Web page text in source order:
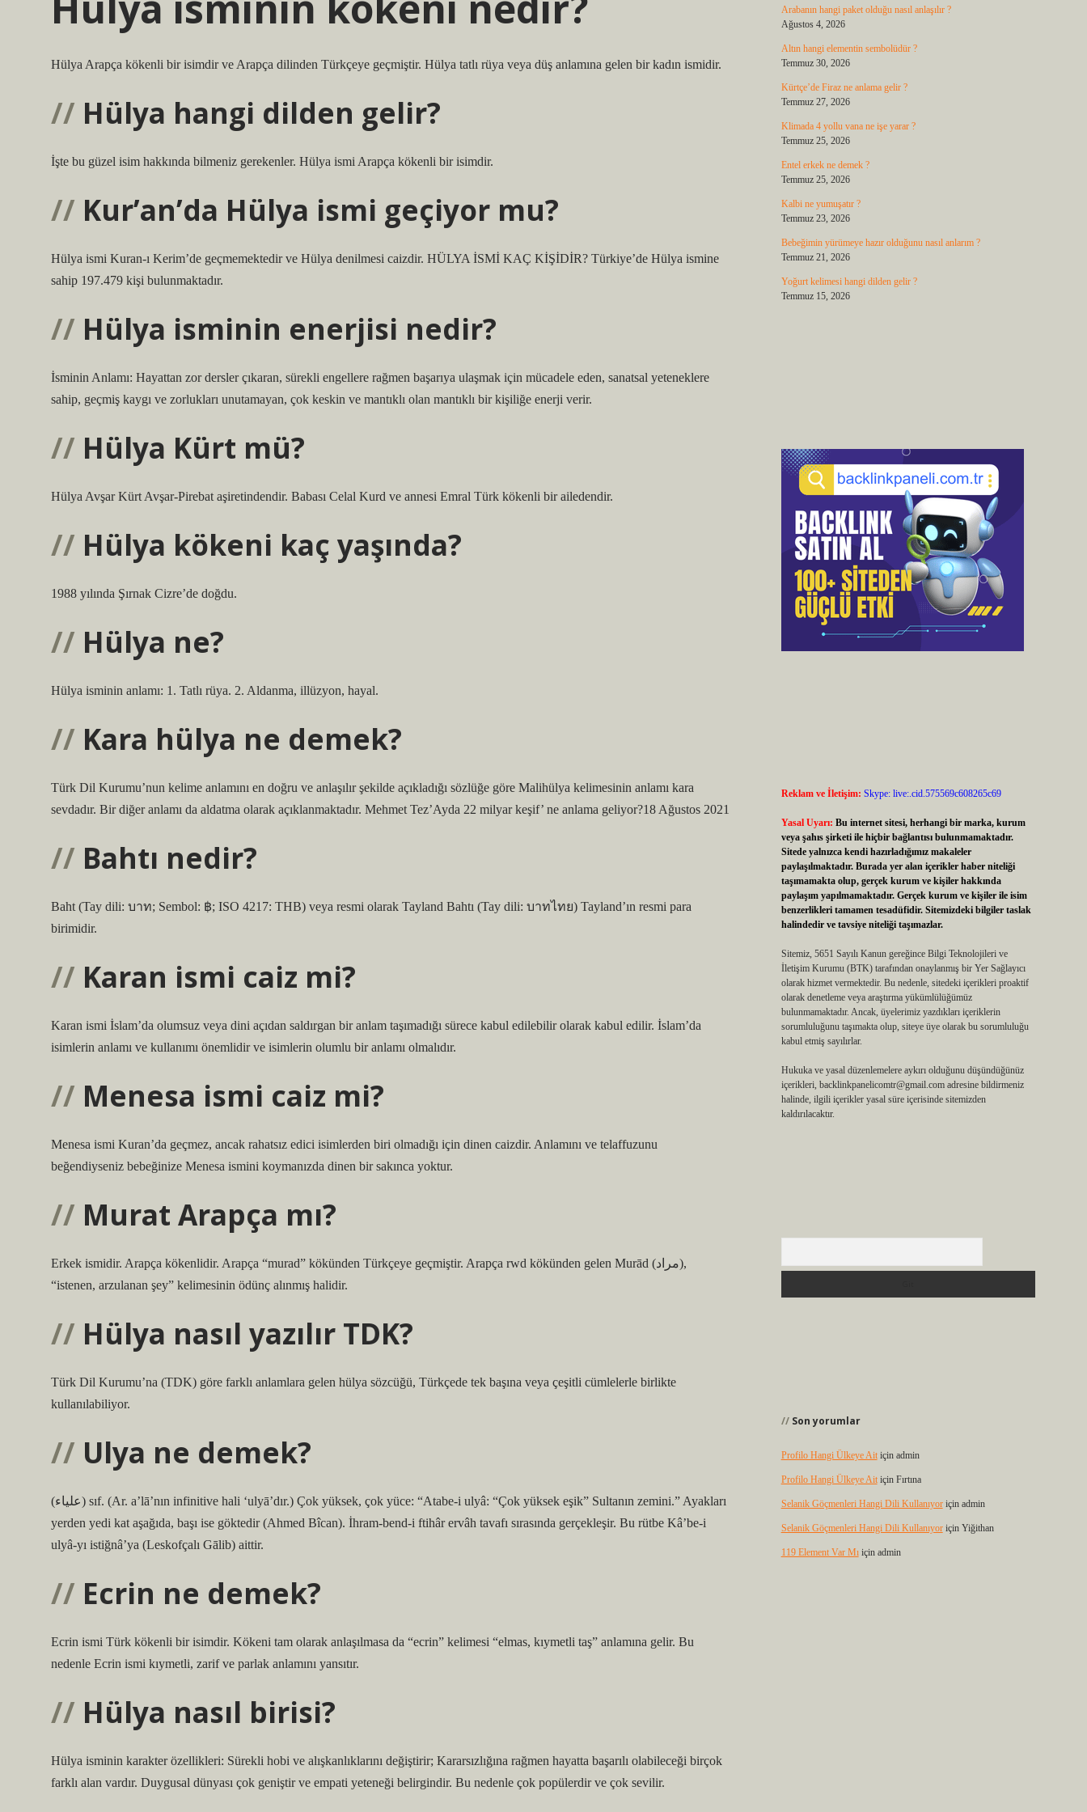
Hülya Arapça kökenli bir isimdir ve Arapça dilinden Türkçeye geçmiştir. Hülya tatlı rüya veya düş anlamına gelen bir kadın ismidir.
Hülya hangi dilden gelir?
İşte bu güzel isim hakkında bilmeniz gerekenler. Hülya ismi Arapça kökenli bir isimdir.
Kur’an’da Hülya ismi geçiyor mu?
Hülya ismi Kuran-ı Kerim’de geçmemektedir ve Hülya denilmesi caizdir. HÜLYA İSMİ KAÇ KİŞİDİR? Türkiye’de Hülya ismine
sahip 197.479 kişi bulunmaktadır.
Hülya isminin enerjisi nedir?
İsminin Anlamı: Hayattan zor dersler çıkaran, sürekli engellere rağmen başarıya ulaşmak için mücadele eden, sanatsal yeteneklere
sahip, geçmiş kaygı ve zorlukları unutamayan, çok keskin ve mantıklı olan mantıklı bir kişiliğe enerji verir.
Hülya Kürt mü?
Hülya Avşar Kürt Avşar-Pirebat aşiretindendir. Babası Celal Kurd ve annesi Emral Türk kökenli bir ailedendir.
Hülya kökeni kaç yaşında?
1988 yılında Şırnak Cizre’de doğdu.
Hülya ne?
Hülya isminin anlamı: 1. Tatlı rüya. 2. Aldanma, illüzyon, hayal.
Kara hülya ne demek?
Türk Dil Kurumu’nun kelime anlamını en doğru ve anlaşılır şekilde açıkladığı sözlüğe göre Malihülya kelimesinin anlamı kara
sevdadır. Bir diğer anlamı da aldatma olarak açıklanmaktadır. Mehmet Tez’Ayda 22 milyar keşif’ ne anlama geliyor?18 Ağustos 2021
Bahtı nedir?
Baht (Tay dili: บาท; Sembol: ฿; ISO 4217: THB) veya resmi olarak Tayland Bahtı (Tay dili: บาทไทย) Tayland’ın resmi para
birimidir.
Karan ismi caiz mi?
Karan ismi İslam’da olumsuz veya dini açıdan saldırgan bir anlam taşımadığı sürece kabul edilebilir olarak kabul edilir. İslam’da
isimlerin anlamı ve kullanımı önemlidir ve isimlerin olumlu bir anlamı olmalıdır.
Menesa ismi caiz mi?
Menesa ismi Kuran’da geçmez, ancak rahatsız edici isimlerden biri olmadığı için dinen caizdir. Anlamını ve telaffuzunu
beğendiyseniz bebeğinize Menesa ismini koymanızda dinen bir sakınca yoktur.
Murat Arapça mı?
Erkek ismidir. Arapça kökenlidir. Arapça “murad” kökünden Türkçeye geçmiştir. Arapça rwd kökünden gelen Murād (مراد),
“istenen, arzulanan şey” kelimesinin ödünç alınmış halidir.
Hülya nasıl yazılır TDK?
Türk Dil Kurumu’na (TDK) göre farklı anlamlara gelen hülya sözcüğü, Türkçede tek başına veya çeşitli cümlelerle birlikte
kullanılabiliyor.
Ulya ne demek?
(ﻋﻠﻴﺎﺀ) sıf. (Ar. a’lā’nın infinitive hali ‘ulyā’dır.) Çok yüksek, çok yüce: “Atabe-i ulyâ: “Çok yüksek eşik” Sultanın zemini.” Ayakları
yerden yedi kat aşağıda, başı ise göktedir (Ahmed Bîcan). İhram-bend-i ftihâr ervâh tavafı sırasında gerçekleşir. Bu rütbe Kâ’be-i
ulyâ-yı istiğnâ’ya (Leskofçalı Gālib) aittir.
Ecrin ne demek?
Ecrin ismi Türk kökenli bir isimdir. Kökeni tam olarak anlaşılmasa da “ecrin” kelimesi “elmas, kıymetli taş” anlamına gelir. Bu
nedenle Ecrin ismi kıymetli, zarif ve parlak anlamını yansıtır.
Hülya nasıl birisi?
Hülya isminin karakter özellikleri: Sürekli hobi ve alışkanlıklarını değiştirir; Kararsızlığına rağmen hayatta başarılı olabileceği birçok
farklı alan vardır. Duygusal dünyası çok geniştir ve empati yeteneği belirgindir. Bu nedenle çok popülerdir ve çok sevilir.
Arabanın hangi paket olduğu nasıl anlaşılır ?
Ağustos 4, 2026
Altın hangi elementin sembolüdür ?
Temmuz 30, 2026
Kürtçe’de Firaz ne anlama gelir ?
Temmuz 27, 2026
Klimada 4 yollu vana ne işe yarar ?
Temmuz 25, 2026
Entel erkek ne demek ?
Temmuz 25, 2026
Kalbi ne yumuşatır ?
Temmuz 23, 2026
Bebeğimin yürümeye hazır olduğunu nasıl anlarım ?
Temmuz 21, 2026
Yoğurt kelimesi hangi dilden gelir ?
Temmuz 15, 2026
Reklam ve İletişim: Skype: live:.cid.575569c608265c69
Yasal Uyarı: Bu internet sitesi, herhangi bir marka, kurum
veya şahıs şirketi ile hiçbir bağlantısı bulunmamaktadır.
Sitede yalnızca kendi hazırladığımız makaleler
paylaşılmaktadır. Burada yer alan içerikler haber niteliği
taşımamakta olup, gerçek kurum ve kişiler hakkında
paylaşım yapılmamaktadır. Gerçek kurum ve kişiler ile isim
benzerlikleri tamamen tesadüfidir. Sitemizdeki bilgiler taslak
halindedir ve tavsiye niteliği taşımazlar.
Sitemiz, 5651 Sayılı Kanun gereğince Bilgi Teknolojileri ve
İletişim Kurumu (BTK) tarafından onaylanmış bir Yer Sağlayıcı
olarak hizmet vermektedir. Bu nedenle, sitedeki içerikleri proaktif
olarak denetleme veya araştırma yükümlülüğümüz
bulunmamaktadır. Ancak, üyelerimiz yazdıkları içeriklerin
sorumluluğunu taşımakta olup, siteye üye olarak bu sorumluluğu
kabul etmiş sayılırlar.
Hukuka ve yasal düzenlemelere aykırı olduğunu düşündüğünüz
içerikleri, backlinkpanelicomtr@gmail.comadresine bildirmeniz
halinde, ilgili içerikler yasal süre içerisinde sitemizden
kaldırılacaktır.
Son yorumlar
Profilo Hangi Ülkeye Aitiçin admin
Profilo Hangi Ülkeye Aitiçin Fırtına
Selanik Göçmenleri Hangi Dili Kullanıyoriçin admin
Selanik Göçmenleri Hangi Dili Kullanıyoriçin Yiğithan
119 Element Var Mıiçin admin